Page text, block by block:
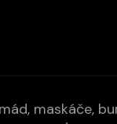
maskáče,